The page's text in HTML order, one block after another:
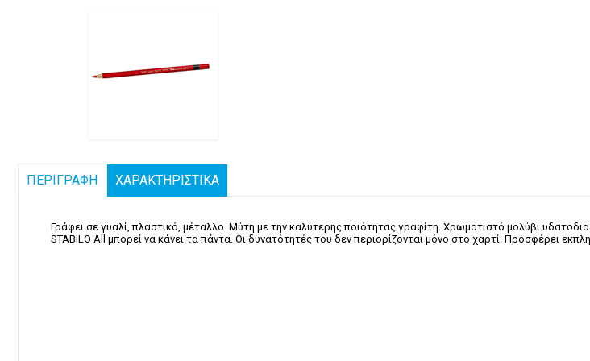
ΠΕΡΙΓΡΑΦΗ ΧΑΡΑΚΤΗΡΙΣΤΙΚΑ
Γράφει σε γυαλί, πλαστικό, μέταλλο. Μύτη με την καλύτερης ποιότητας γραφίτη. Χρωματιστό μολύβι
STABILO All μπορεί να κάνει τα πάντα. Οι δυνατότητές του δεν περιορίζονται μόνο στο χαρτί. Προσφέρει